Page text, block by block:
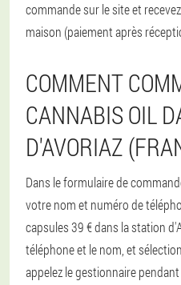
commande sur le site et
maison (paiement après
COMMENT
CANNABIS OIL
D'AVORIAZ
Dans le formulaire de
votre nom et numéro de
capsules 39 € dans la station
téléphone et le nom, et
appelez le gestionnaire